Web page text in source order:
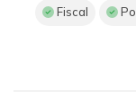
Fiscal